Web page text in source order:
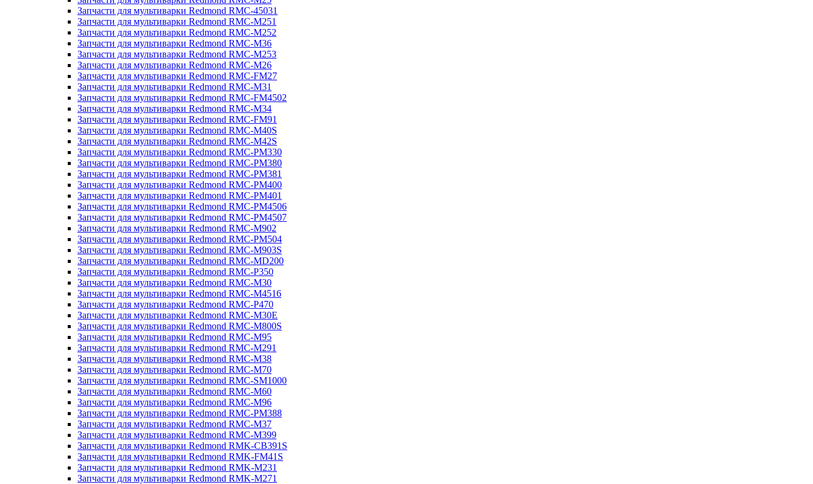
Запчасти для мультиварки Redmond RMC-45031
Запчасти для мультиварки Redmond RMC-M251
Запчасти для мультиварки Redmond RMC-M252
Запчасти для мультиварки Redmond RMC-M36
Запчасти для мультиварки Redmond RMC-M253
Запчасти для мультиварки Redmond RMC-M26
Запчасти для мультиварки Redmond RMC-FM27
Запчасти для мультиварки Redmond RMC-M31
Запчасти для мультиварки Redmond RMC-FM4502
Запчасти для мультиварки Redmond RMC-M34
Запчасти для мультиварки Redmond RMC-FM91
Запчасти для мультиварки Redmond RMC-M40S
Запчасти для мультиварки Redmond RMC-M42S
Запчасти для мультиварки Redmond RMC-PM330
Запчасти для мультиварки Redmond RMC-PM380
Запчасти для мультиварки Redmond RMC-PM381
Запчасти для мультиварки Redmond RMC-PM400
Запчасти для мультиварки Redmond RMC-PM401
Запчасти для мультиварки Redmond RMC-PM4506
Запчасти для мультиварки Redmond RMC-PM4507
Запчасти для мультиварки Redmond RMC-M902
Запчасти для мультиварки Redmond RMC-PM504
Запчасти для мультиварки Redmond RMC-M903S
Запчасти для мультиварки Redmond RMC-MD200
Запчасти для мультиварки Redmond RMC-P350
Запчасти для мультиварки Redmond RMC-M30
Запчасти для мультиварки Redmond RMC-M4516
Запчасти для мультиварки Redmond RMC-P470
Запчасти для мультиварки Redmond RMC-M30E
Запчасти для мультиварки Redmond RMC-M800S
Запчасти для мультиварки Redmond RMC-M95
Запчасти для мультиварки Redmond RMC-M291
Запчасти для мультиварки Redmond RMC-M38
Запчасти для мультиварки Redmond RMC-M70
Запчасти для мультиварки Redmond RMC-SM1000
Запчасти для мультиварки Redmond RMC-M60
Запчасти для мультиварки Redmond RMC-M96
Запчасти для мультиварки Redmond RMC-PM388
Запчасти для мультиварки Redmond RMC-M37
Запчасти для мультиварки Redmond RMC-M399
Запчасти для мультиварки Redmond RMK-CB391S
Запчасти для мультиварки Redmond RMK-FM41S
Запчасти для мультиварки Redmond RMK-M231
Запчасти для мультиварки Redmond RMK-M271